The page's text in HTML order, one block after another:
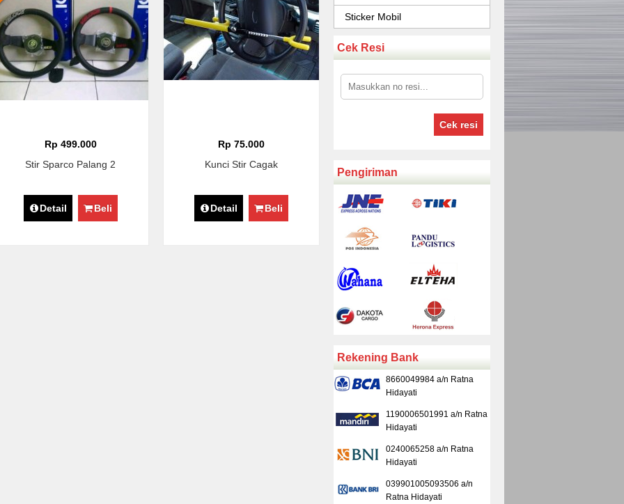
Rp 499.000
Stir Sparco Palang 2
Detail Beli
Rp 75.000
Kunci Stir Cagak
Detail Beli
Sticker Mobil
Cek Resi
Cek resi
Pengiriman
Rekening Bank
8660049984 a/n Ratna
Hidayati
1190006501991 a/n Ratna
Hidayati
0240065258 a/n Ratna
Hidayati
039901005093506 a/n
Ratna Hidayati